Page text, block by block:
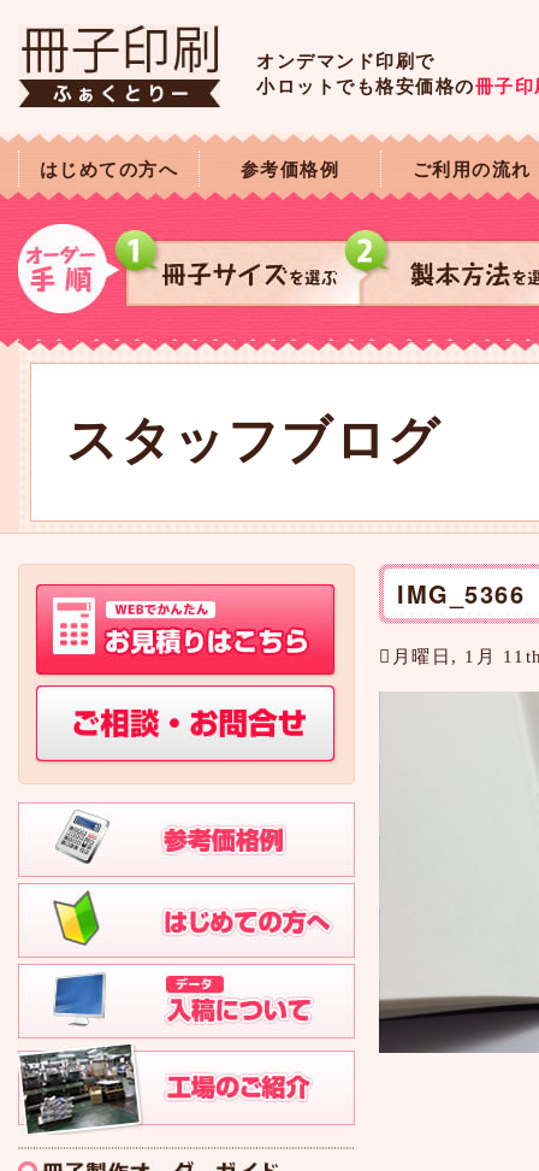
オンデマンド印刷で
小ロットでも格安価格の冊子
はじめての方へ 参考価格例 ご利用の流れ
スタッフブログ
IMG_5366
月曜日, 1月